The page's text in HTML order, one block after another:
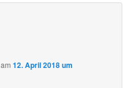
am12. April 2018 um